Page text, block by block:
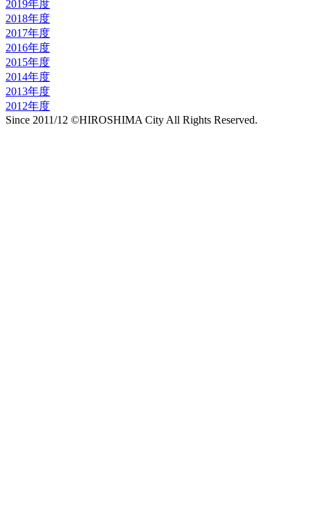
2019年度
2018年度
2017年度
2016年度
2015年度
2014年度
2013年度
2012年度
Since 2011/12 ©HIROSHIMA City All Rights Reserved.